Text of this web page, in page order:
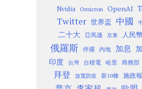
Nvidia Omicron OpenAI
Twitter 世界盃 中國
二十大 亞馬遜 京東 人民幣
俄羅斯 停擺 內地 加息
印度
台灣 台積電 哈里 商務部
拜登 放寬防疫 新10條 施政